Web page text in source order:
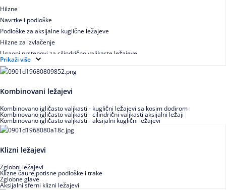
Hilzne
Navrtke i podloške
Podloške za aksijalne kuglične ležajeve
Hilzne za izvlačenje
Ugaoni prstenovi za cilindrično valjkaste ležajeve
Prikaži više
Kombinovani ležajevi
Kombinovano igličasto valjkasti - kuglični ležajevi sa kosim dodirom
Kombinovano igličasto valjkasti - cilindrični valjkasti aksijalni ležaji
Kombinovano igličasto valjkasti - aksijalni kuglični ležajevi
Klizni ležajevi
Zglobni ležajevi
Klizne čaure,potisne podloške i trake
Zglobne glave
Aksijalni sferni klizni ležajevi